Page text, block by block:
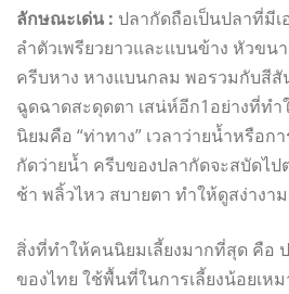
ลักษณะเด่น : ปลากัดถือเป็นปลาที่มี
ลำตัวเพรียวยาวและแบนข้าง หัวขน
ครีบหาง หางแบนกลม พอรวมกับสี
ฉูดฉาดสะดุดตา เสน่ห์อีก1อย่างที่ท
นิยมคือ “ท่าทาง” เวลาว่ายน้ำหรือก
กัดว่ายน้ำ ครีบของปลากัดจะสบัดไป
ช้า พลิ้วไหว สบายตา ทำให้ดูสง่างา
สิ่งที่ทำให้คนนิยมเลี้ยงมากที่สุด คือ
ของไทย ใช้พื้นที่ในการเลี้ยงน้อยเห